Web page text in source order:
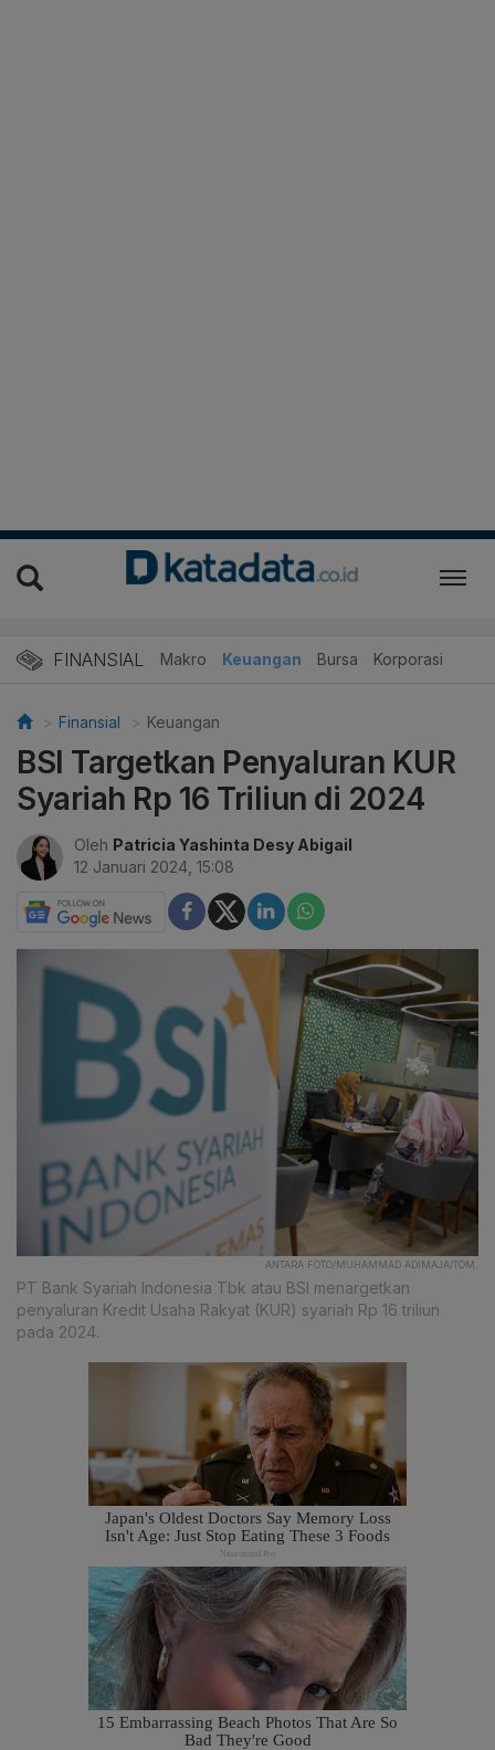
FINANSIAL Makro Keuangan Bursa Korporasi
Finansial Keuangan
BSI Targetkan Penyaluran KUR
Syariah Rp 16 Triliun di 2024
Oleh Patricia Yashinta Desy Abigail
12 Januari 2024, 15:08
ANTARA FOTO/MUHAMMAD ADIMAJA/TOM.
PT Bank Syariah Indonesia Tbk atau BSI menargetkan
penyaluran Kredit Usaha Rakyat (KUR) syariah Rp 16 triliun
pada 2024.